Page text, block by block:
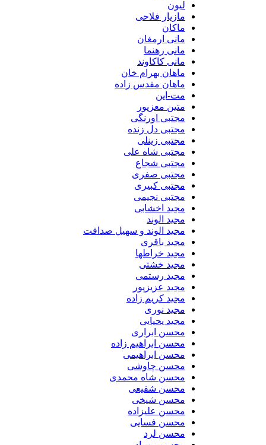
مازیار فلاحی
مانی ارمغان
مانی رهنما
مانی کاکاوند
ماهان بهرام خان
ماهان مقدس زاده
مت-این
متین معزپور
مجتبی اورنگی
مجتبی دل زنده
مجتبی زینلی
مجتبی شاه علی
مجتبی شجاع
مجتبی صفری
مجتبی کبیری
مجتبی نجیمی
مجید اخشابی
مجید الوند‎
مجید الوند و سهیل صداقت
مجید باقری
مجید خراطها
مجید خشتی
مجید رستمی
مجید عزیزپور
مجید کریم زاده
مجید نوری
مجید یحیایی
محسن ابراری
محسن ابراهیم زاده
محسن ابراهیمی
محسن چاوشی
محسن شاه محمدی
محسن شفیعی
محسن شیخی
محسن علیزاده
محسن فسایی
محسن لرد